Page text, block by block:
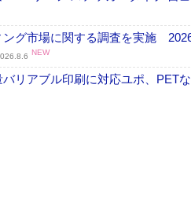
グ市場に関する調査を実施
NEW
リアブル印刷に対応ユポ、PET